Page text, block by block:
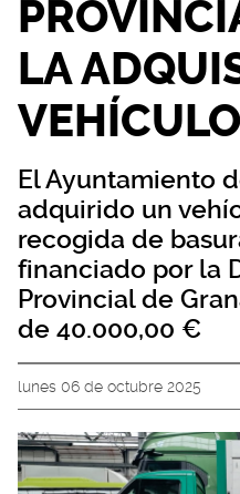
LA
El Ayuntamiento
adquirido un
recogida de
financiado por la
Provincial de
de 40.000,00 €
lunes 06 de octubre 2025